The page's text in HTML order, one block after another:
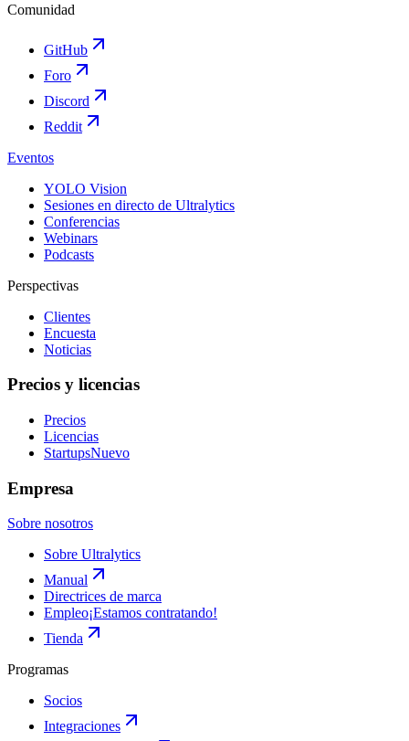
Comunidad
GitHub
Foro
Discord
Reddit
Eventos
YOLO Vision
Sesiones en directo de Ultralytics
Conferencias
Webinars
Podcasts
Perspectivas
Clientes
Encuesta
Noticias
Precios y licencias
Precios
Licencias
StartupsNuevo
Empresa
Sobre nosotros
Sobre Ultralytics
Manual
Directrices de marca
Empleo¡Estamos contratando!
Tienda
Programas
Socios
Integraciones